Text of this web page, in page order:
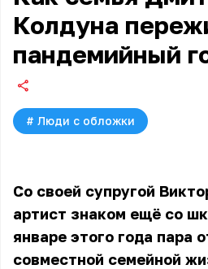
Колдуна
пандемийный
# Люди с обложки
Со своей супругой
артист знаком ещё со
январе этого года пара
совместной семейной